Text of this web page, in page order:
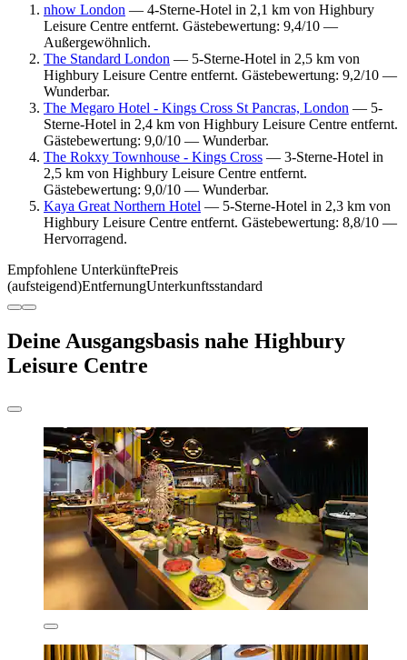
nhow London — 4-Sterne-Hotel in 2,1 km von Highbury
Leisure Centre entfernt. Gästebewertung: 9,4/10 —
Außergewöhnlich.
The Standard London — 5-Sterne-Hotel in 2,5 km von
Highbury Leisure Centre entfernt. Gästebewertung: 9,2/10 —
Wunderbar.
The Megaro Hotel - Kings Cross St Pancras, London — 5-
Sterne-Hotel in 2,4 km von Highbury Leisure Centre entfernt.
Gästebewertung: 9,0/10 — Wunderbar.
The Rokxy Townhouse - Kings Cross — 3-Sterne-Hotel in
2,5 km von Highbury Leisure Centre entfernt.
Gästebewertung: 9,0/10 — Wunderbar.
Kaya Great Northern Hotel — 5-Sterne-Hotel in 2,3 km von
Highbury Leisure Centre entfernt. Gästebewertung: 8,8/10 —
Hervorragend.
Empfohlene UnterkünftePreis
(aufsteigend)EntfernungUnterkunftsstandard
Deine Ausgangsbasis nahe Highbury
Leisure Centre